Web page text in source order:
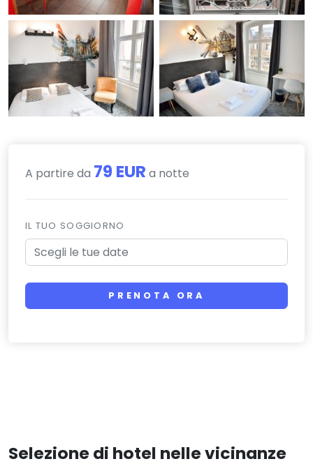
A partire da 79 EUR a notte
IL TUO SOGGIORNO
PRENOTA ORA
Selezione di hotel nelle vicinanze